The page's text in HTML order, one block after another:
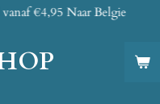
€4,95 Naar Belgie